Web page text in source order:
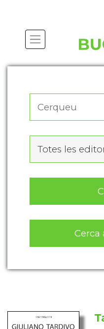
Totes les
Cerca